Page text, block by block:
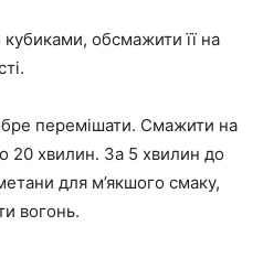
обсмажити її на
перемішати. Смажити на
20 хвилин. За 5 хвилин до
для м’якшого смаку,
вогонь.